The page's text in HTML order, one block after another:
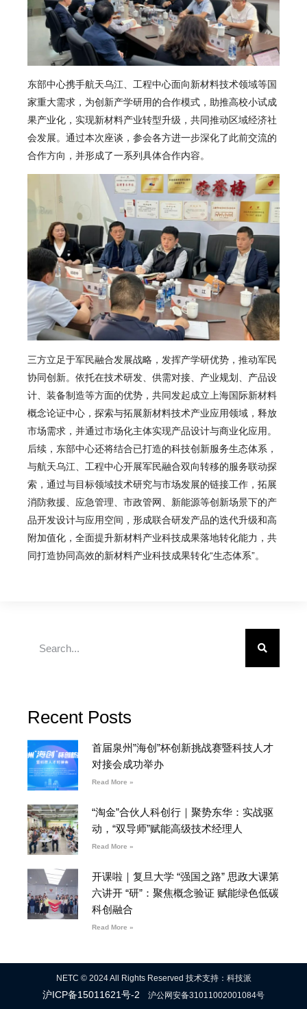
东部中心携手航天乌江、工程中心面向新材料技术领域等国
家重大需求，为创新产学研用的合作模式，助推高校小试成
果产业化，实现新材料产业转型升级，共同推动区域经济社
会发展。通过本次座谈，参会各方进一步深化了此前交流的
合作方向，并形成了一系列具体合作内容。
三方立足于军民融合发展战略，发挥产学研优势，推动军民
协同创新。依托在技术研发、供需对接、产业规划、产品设
计、装备制造等方面的优势，共同发起成立 上海国际新材料
概念论证中心 ，探索与拓展新材料技术产业应用领域，释放
市场需求，并通过市场化主体实现产品设计与商业化应用。
后续，东部中心还将结合已打造的科技创新服务生态体系，
与航天乌江、工程中心开展军民融合双向转移的服务联动探
索 ，通过与目标领域技术研究与市场发展的链接工作，拓展
消防救援、应急管理、市政管网、新能源等创新场景下的产
品开发设计与应用空间，形成联合研发产品的迭代升级和高
附加值化，全面提升新材料产业科技成果落地转化能力，共
同打造协同高效的新材料产业科技成果转化“生态体系”。
Recent Posts
首届泉州”海创”杯创新挑战赛暨科技人才
对接会成功举办
Read More »
“淘金”合伙人科创行｜聚势东华：实战驱
动，“双导师”赋能高级技术经理人
Read More »
开课啦｜复旦大学 “强国之路” 思政大课第
六讲开 “研”：聚焦概念验证 赋能绿色低碳
科创融合
Read More »
NETC © 2024 All Rights Reserved 技术支持：科技派
沪ICP备15011621号-2 沪公网安备31011002001084号